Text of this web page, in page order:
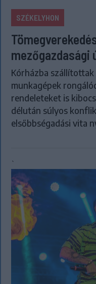
SZÉKELYHON
mezőgazdasági
Kórházba
munkagépek
rendeleteket is
délután súlyos
elsőbbségadási vita
`